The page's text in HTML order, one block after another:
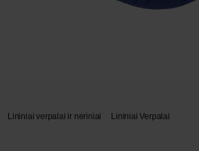
Lininiai verpalai ir nėriniai Lininiai Verpalai